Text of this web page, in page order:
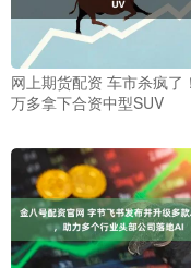
网上期货配资 车市杀疯了
万多拿下合资中型SUV